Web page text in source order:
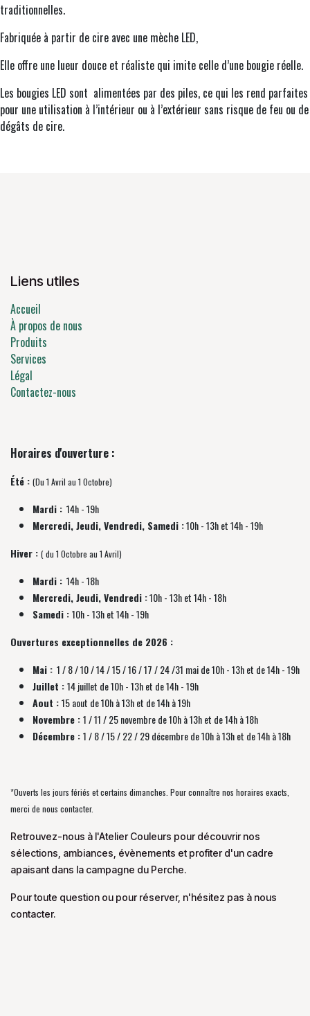
traditionnelles.
Fabriquée à partir de cire avec une mèche LED,
Elle offre une lueur douce et réaliste qui imite celle d’une bougie réelle.
Les bougies LED sont alimentées par des piles, ce qui les rend parfaites
pour une utilisation à l’intérieur ou à l’extérieur sans risque de feu ou de
dégâts de cire.
Liens utiles
Accueil
À propos de nous
Produits
Services
Légal
Contactez-nous
Horaires d'ouverture :
Été : (Du 1 Avril au 1 Octobre)
Mardi : 14h - 19h
Mercredi, Jeudi, Vendredi, Samedi :10h - 13h et 14h - 19h
Hiver : ( du 1 Octobre au 1 Avril)
Mardi : 14h - 18h
Mercredi, Jeudi, Vendredi :10h - 13h et 14h - 18h
Samedi :10h - 13h et 14h - 19h
Ouvertures exceptionnelles de 2026 :
Mai : 1 / 8 / 10 / 14 / 15 / 16 / 17 / 24 /31 mai de 10h - 13h et de 14h - 19h
Juillet :14 juillet de 10h - 13h et de 14h - 19h
Aout :15 aout de 10h à 13h et de 14h à 19h
Novembre :1 / 11 / 25 novembre de10h à 13h et de 14h à 18h
Décembre :1 / 8 / 15 / 22 / 29 décembrede10h à 13h et de 14h à 18h
*Ouverts les jours fériés et certains dimanches. Pour connaître nos horaires exacts,
merci de nous contacter.
Retrouvez-nous à l'Atelier Couleurs pour découvrir nos
sélections, ambiances, évènements et profiter d'un cadre
apaisant dans la campagne du Perche.
Pour toute question ou pour réserver, n'hésitez pas à nous
contacter.